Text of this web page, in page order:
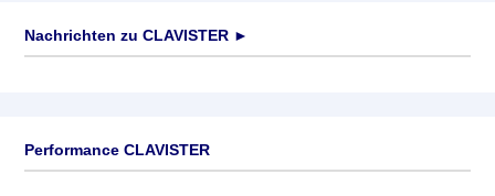
Nachrichten zu CLAVISTER ►
Performance CLAVISTER